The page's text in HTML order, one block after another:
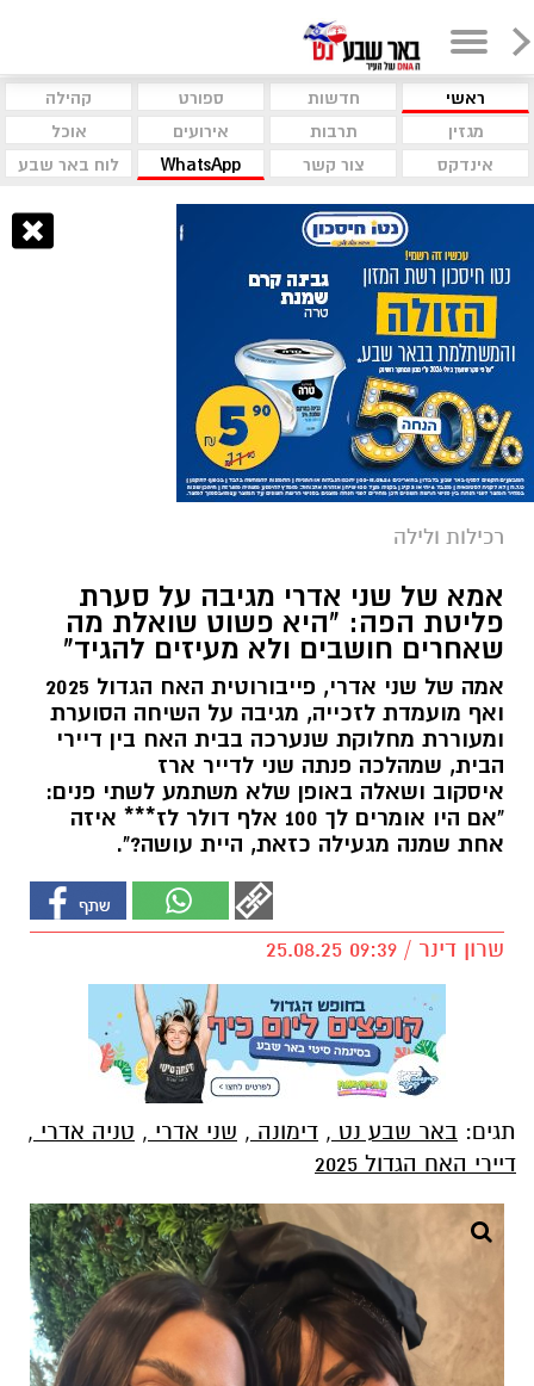
ראשי חדשות ספורט
קהילה
מגזין
תרבות אירועים
אוכל
אינדקס
צור קשר WhatsApp לוח באר שבע
רכילות ולילה
אמא של שני אדרי מגיבה על סערת
פליטת הפה: "היא פשוט שואלת מה
שאחרים חושבים ולא מעיזים להגיד"
אמה של שני אדרי, פייבורוטית האח הגדול 2025
ואף מועמדת לזכייה, מגיבה על השיחה הסוערת
ומעוררת מחלוקת שנערכה בבית האח בין דיירי
הבית, שמהלכה פנתה שני לדייר ארז
איסקוב ושאלה באופן שלא משתמע לשתי פנים:
"אם היו אומרים לך 100 אלף דולר לז*** איזה
אחת שמנה מגעילה כזאת, היית עושה?".
שרון דינר / 09:39 25.08.25
תגים: באר שבע נט , דימונה , שני אדרי , טניה אדרי ,
דיירי האח הגדול 2025